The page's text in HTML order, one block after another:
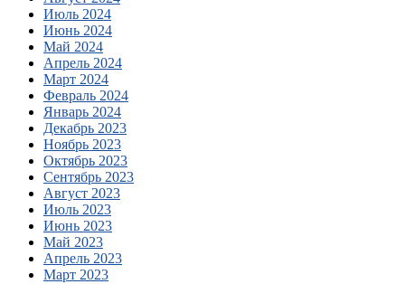
Июль 2024
Июнь 2024
Май 2024
Апрель 2024
Март 2024
Февраль 2024
Январь 2024
Декабрь 2023
Ноябрь 2023
Октябрь 2023
Сентябрь 2023
Август 2023
Июль 2023
Июнь 2023
Май 2023
Апрель 2023
Март 2023